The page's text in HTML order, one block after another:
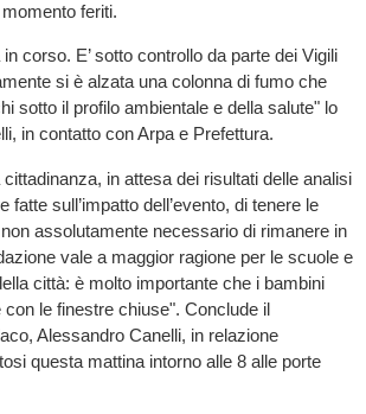
feriti.
in corso. E’ sotto controllo da parte dei Vigili
si è alzata una colonna di fumo che
sotto il profilo ambientale e della salute" lo
in contatto con Arpa e Prefettura.
in attesa dei risultati delle analisi
fatte sull’impatto dell’evento, di tenere le
assolutamente necessario di rimanere in
vale a maggior ragione per le scuole e
città: è molto importante che i bambini
le finestre chiuse". Conclude il
Alessandro Canelli, in relazione
questa mattina intorno alle 8 alle porte